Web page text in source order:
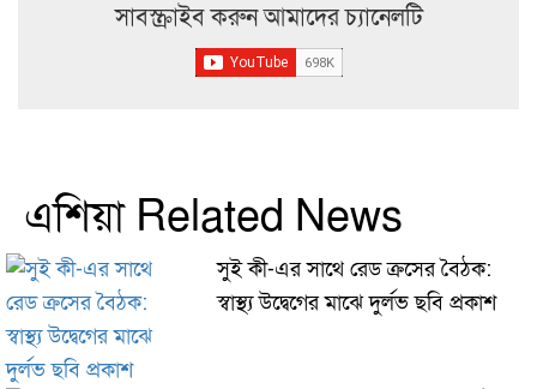
সাবস্ক্রাইব করুন আমাদের চ্যানেলটি
এশিয়া Related News
সুই কী-এর সাথে রেড ক্রসের বৈঠক:
স্বাস্থ্য উদ্বেগের মাঝে দুর্লভ ছবি প্রকাশ